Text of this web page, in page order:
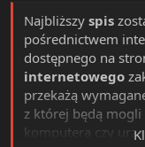
5. kraj urodzenia,
6. kraj
2. Aktywność
1. bieżący status
bezrobotni, bierni
2. lokalizacja
Najbliższy spis
pośrednictwem
dostępnego na
internetowego
przekażą
z której będą mogli
komputera czy